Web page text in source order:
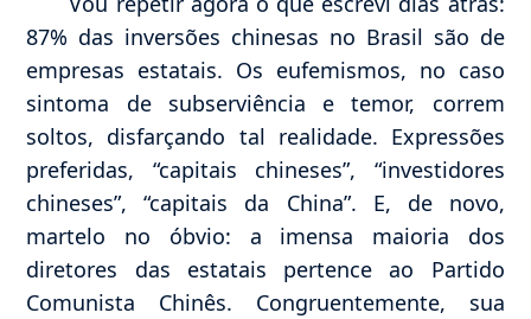
87% das inversões chinesas no Brasil são de
empresas estatais. Os eufemismos, no caso
sintoma de subserviência e temor, correm
soltos, disfarçando tal realidade. Expressões
preferidas, “capitais chineses”, “investidores
chineses”, “capitais da China”. E, de novo,
martelo no óbvio: a imensa maioria dos
diretores das estatais pertence ao Partido
Comunista Chinês. Congruentemente, sua